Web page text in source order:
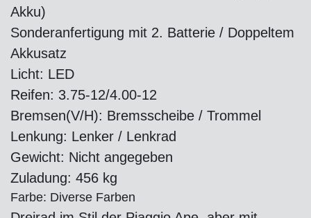
Akku)
Sonderanfertigung mit 2. Batterie / Doppeltem
Akkusatz
Licht: LED
Reifen: 3.75-12/4.00-12
Bremsen(V/H): Bremsscheibe / Trommel
Lenkung: Lenker / Lenkrad
Gewicht: Nicht angegeben
Zuladung: 456 kg
Farbe: Diverse Farben